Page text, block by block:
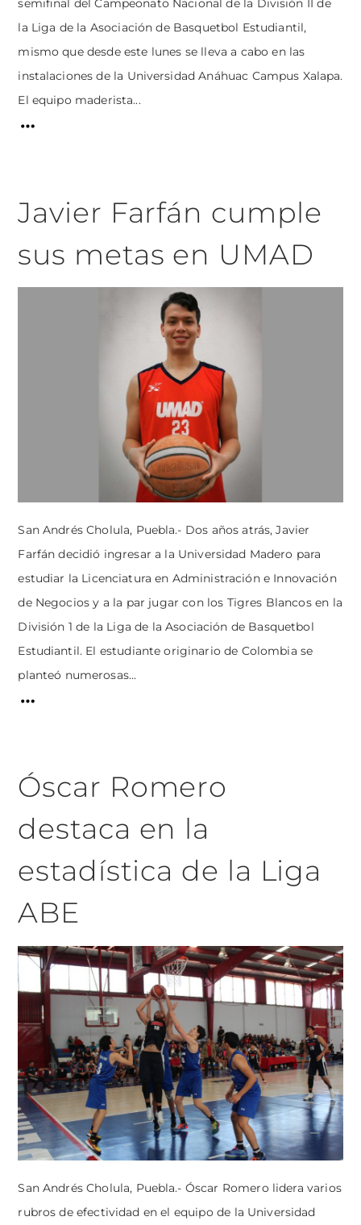
semifinal del Campeonato Nacional de la División II de
la Liga de la Asociación de Basquetbol Estudiantil,
mismo que desde este lunes se lleva a cabo en las
instalaciones de la Universidad Anáhuac Campus Xalapa.
El equipo maderista...
Javier Farfán cumple
sus metas en UMAD
San Andrés Cholula, Puebla.- Dos años atrás, Javier
Farfán decidió ingresar a la Universidad Madero para
estudiar la Licenciatura en Administración e Innovación
de Negocios y a la par jugar con los Tigres Blancos en la
División 1 de la Liga de la Asociación de Basquetbol
Estudiantil. El estudiante originario de Colombia se
planteó numerosas...
Óscar Romero
destaca en la
estadística de la Liga
ABE
San Andrés Cholula, Puebla.- Óscar Romero lidera varios
rubros de efectividad en el equipo de la Universidad